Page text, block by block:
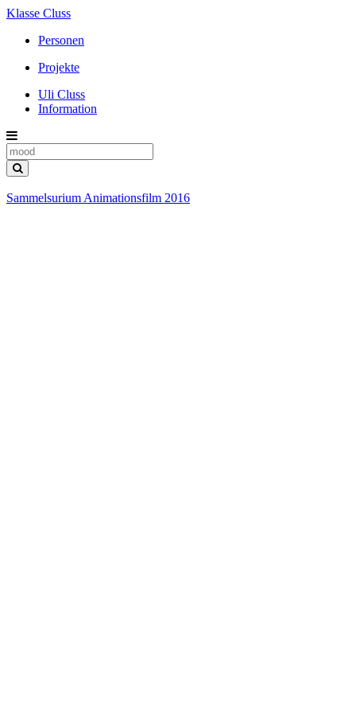
Klasse Cluss
Personen
Projekte
Uli Cluss
Information
Sammelsurium Animationsfilm 2016